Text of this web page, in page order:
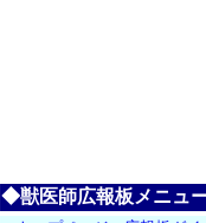
◆獣医師広報板メニュ